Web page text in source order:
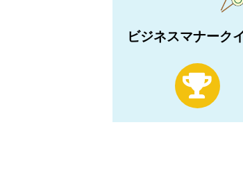
ビジネスマナーク